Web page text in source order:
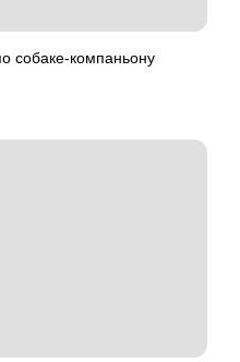
собаке-компаньону